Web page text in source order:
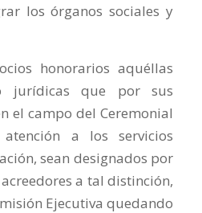
los órganos sociales y
honorarios aquéllas
jurídicas que por sus
el campo del Ceremonial
a los servicios
sean designados por
a tal distinción,
Ejecutiva quedando